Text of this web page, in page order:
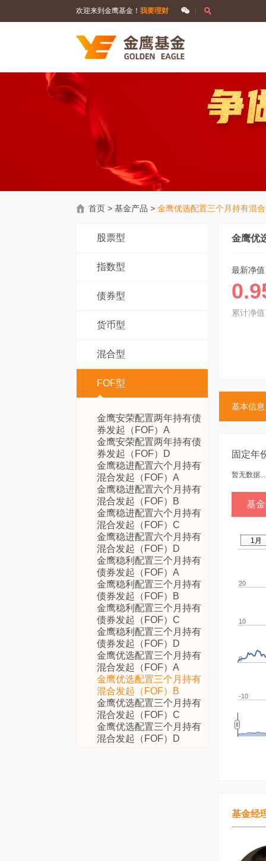
欢迎来到金鹰基金！ 我要理财
首页 > 基金产品 > 金鹰优选配置三个月持有混
股票型
指数型
债券型
货币型
混合型
FOF型
金鹰安荣配置两年持有债
券发起（FOF）A
金鹰安荣配置两年持有债
券发起（FOF）D
金鹰稳进配置六个月持有
混合发起（FOF）A
金鹰稳进配置六个月持有
混合发起（FOF）B
金鹰稳进配置六个月持有
混合发起（FOF）C
金鹰稳进配置六个月持有
混合发起（FOF）D
金鹰稳利配置三个月持有
债券发起（FOF）A
金鹰稳利配置三个月持有
债券发起（FOF）B
金鹰稳利配置三个月持有
债券发起（FOF）C
金鹰稳利配置三个月持有
债券发起（FOF）D
金鹰优选配置三个月持有
混合发起（FOF）A
金鹰优选配置三个月持有
混合发起（FOF）B
金鹰优选配置三个月持有
混合发起（FOF）C
金鹰优选配置三个月持有
混合发起（FOF）D
金鹰优
最新净值
累计净值
基本信息
固定年
暂无数据...
基
0
10
20
-10
1月
基金经